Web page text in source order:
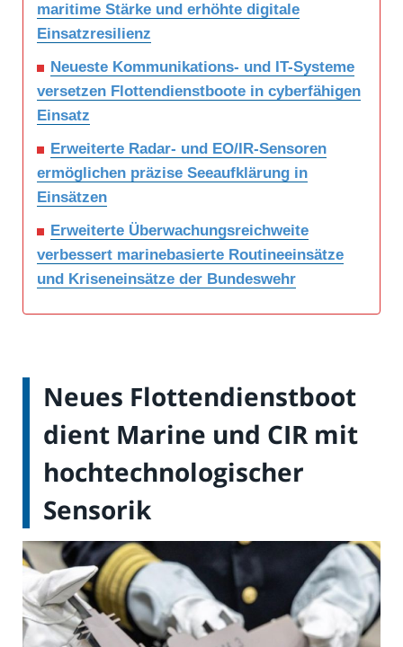
maritime Stärke und erhöhte digitale
Einsatzresilienz
Neueste Kommunikations- und IT-Systeme
versetzen Flottendienstboote in cyberfähigen
Einsatz
Erweiterte Radar- und EO/IR-Sensoren
ermöglichen präzise Seeaufklärung in
Einsätzen
Erweiterte Überwachungsreichweite
verbessert marinebasierte Routineeinsätze
und Kriseneinsätze der Bundeswehr
Neues Flottendienstboot
dient Marine und CIR mit
hochtechnologischer
Sensorik